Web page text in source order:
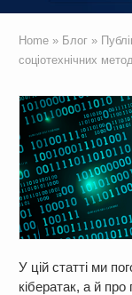
Home » Блог »
соціотехнічних
У цій статті ми
кібератак, а й